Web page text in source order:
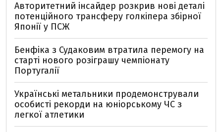
Авторитетний інсайдер розкрив нові деталі
потенційного трансферу голкіпера збірної
Японії у ПСЖ
Бенфіка з Судаковим втратила перемогу на
старті нового розіграшу чемпіонату
Португалії
Українські метальники продемонстрували
особисті рекорди на юніорському ЧС з
легкої атлетики